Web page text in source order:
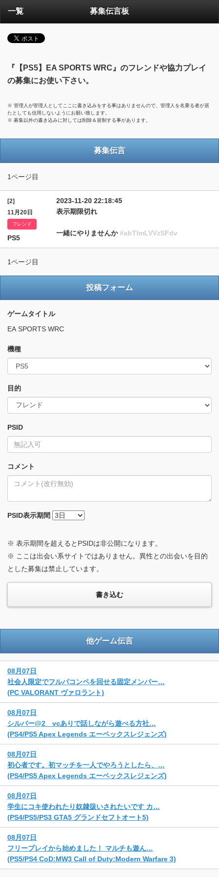
一覧 募集伝言板
『【PS5】EA SPORTS WRC』のフレンドや協力プレイ
の募集にお使い下さい。
※ 管理人が管理人としてここに書き込みをする事はありませんので、管理人を名乗る者が居
たとしても信用しないようにお願い致します。
※ 募集以外の書き込みに対しては削除＆規制する事があります。
募集伝言
1ページ目
[2]
11月20日
フレンド
PS5
2023-11-20 22:18:45
表示期限切れ
一緒にやりませんか#abTlmLVVzSFdv
1ページ目
投稿フォーム
ゲームタイトル
EA SPORTS WRC
機種
目的
PSID
コメント
PSID表示期間
※ 表示期間を超えるとPSIDは非公開になります。
※ ここは出会い系サイトではありません。異性との出会いを目的
とした募集は禁止しています。
他ゲーム伝言
08月07日
社会人限定でフルパコンペを回せる固定メンバー…
(PC VALORANT ヴァロラント)
08月07日
シルバー@2 vcありで話しながら遊べる方社…
(PS4/PS5 Apex Legends エーペックスレジェンズ)
08月07日
初心者です。初マッチを一人でやろうとしたら、…
(PS4/PS5 Apex Legends エーペックスレジェンズ)
08月07日
学生にコキ使われたり奴隷扱いされたいです カ…
(PS4/PS5/PS3 GTA5 グランドセフトオート5)
08月07日
フリープレイから始めました！ マルチも遊ん…
(PS5/PS4 CoD:MW3 Call of Duty:Modern Warfare 3)